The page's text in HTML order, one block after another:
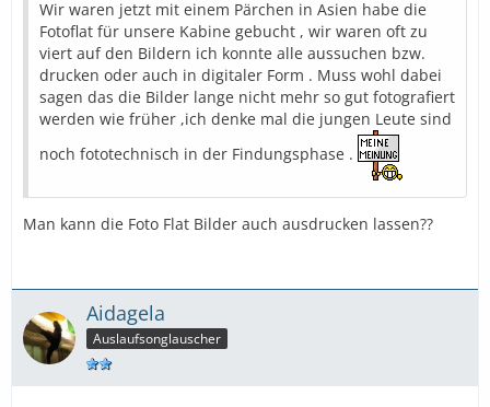
Wir waren jetzt mit einem Pärchen in Asien habe die
Fotoflat für unsere Kabine gebucht , wir waren oft zu
viert auf den Bildern ich konnte alle aussuchen bzw.
drucken oder auch in digitaler Form . Muss wohl dabei
sagen das die Bilder lange nicht mehr so gut fotografiert
werden wie früher ,ich denke mal die jungen Leute sind
noch fototechnisch in der Findungsphase .
Man kann die Foto Flat Bilder auch ausdrucken lassen??
Aidagela
Auslaufsonglauscher